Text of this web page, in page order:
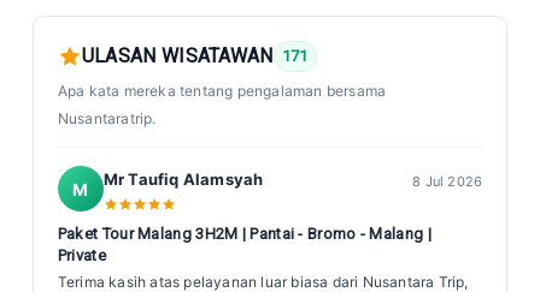
ULASAN WISATAWAN
171
Apa kata mereka tentang pengalaman bersama
Nusantaratrip.
M Mr Taufiq Alamsyah 8 Jul 2026
Paket Tour Malang 3H2M | Pantai - Bromo - Malang |
Private
Terima kasih atas pelayanan luar biasa dari Nusantara Trip,